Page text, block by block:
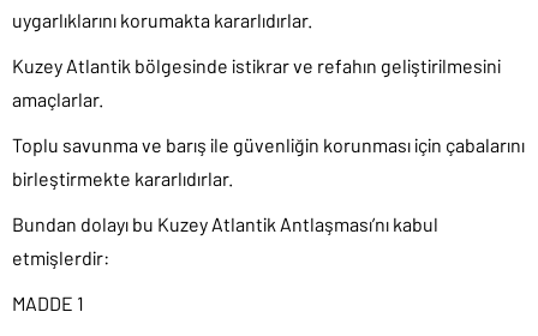
uygarlıklarını korumakta kararlıdırlar.
Kuzey Atlantik bölgesinde istikrar ve refahın geliştirilmesini
amaçlarlar.
Toplu savunma ve barış ile güvenliğin korunması için çabalarını
birleştirmekte kararlıdırlar.
Bundan dolayı bu Kuzey Atlantik Antlaşması’nı kabul
etmişlerdir:
MADDE 1